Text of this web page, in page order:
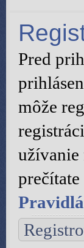
Pred
môže
užívanie